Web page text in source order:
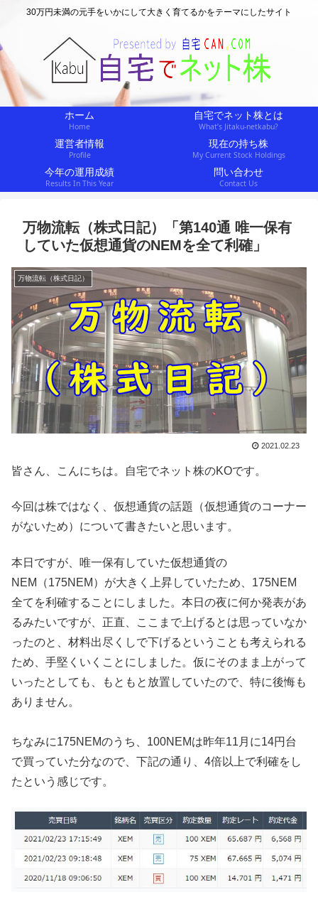
30万円未満の元手をいかにして大きく育てるかをテーマにしたサイト
ホーム
Home
自宅でネット株とは
What’s Jitaku-netkabu?
運営者情報
Profile
現在の持ち株
My Current Stock Holdings
今年の運用成績
Results In This Year
問い合わせ
Contact Us
万物流転（株式日記）「第140通 唯一保有
していた仮想通貨のNEMを全て利確」
万物流転（株式日記）
2021.02.23
皆さん、こんにちは。自宅でネット株のKOです。
今回は株ではなく、仮想通貨の話題（仮想通貨のコーナー
がないため）について書きたいと思います。
本日ですが、唯一保有していた仮想通貨の
NEM（175NEM）が大きく上昇していたため、175NEM
全てを利確することにしました。本日の夜に何か発表があ
るみたいですが、正直、ここまで上げるとは思っていなか
ったのと、材料出尽くしで下げるということも考えられる
ため、手堅くいくことにしました。仮にそのまま上がって
いったとしても、もともと放置していたので、特に後悔も
ありません。
ちなみに175NEMのうち、100NEMは昨年11月に14円台
で買っていた分なので、下記の通り、4倍以上で利確をし
たという感じです。